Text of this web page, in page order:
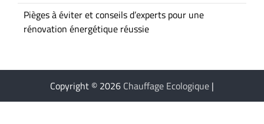
Pièges à éviter et conseils d’experts pour une
rénovation énergétique réussie
Copyright © 2026 Chauffage Ecologique |